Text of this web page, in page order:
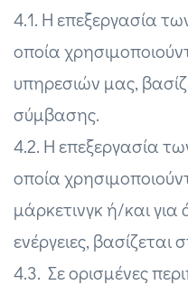
4.1. H επεξεργασία
οποία
υπηρεσιών μας,
σύμβασης.
4.2. H επεξεργασία
οποία
μάρκετινγκ ή/και
ενέργειες,
4.3. Σε ορισμένες